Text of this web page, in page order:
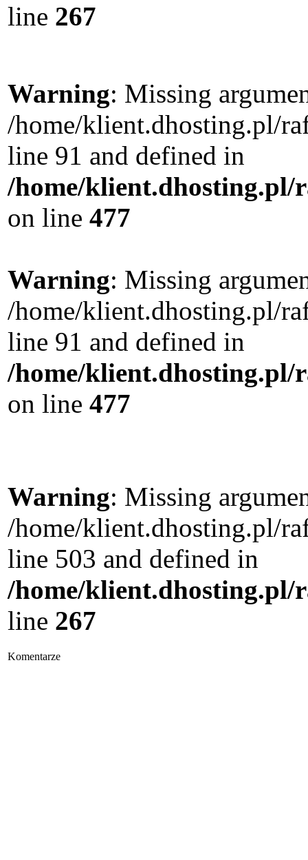
line 267
Warning: Missing
/home/klient.dhosting.pl/
line 91 and defined in
/home/klient.dhosting.pl/
on line 477
Warning: Missing
/home/klient.dhosting.pl/
line 91 and defined in
/home/klient.dhosting.pl/
on line 477
Warning: Missing
/home/klient.dhosting.pl/
line 503 and defined in
/home/klient.dhosting.pl/
line 267
Komentarze